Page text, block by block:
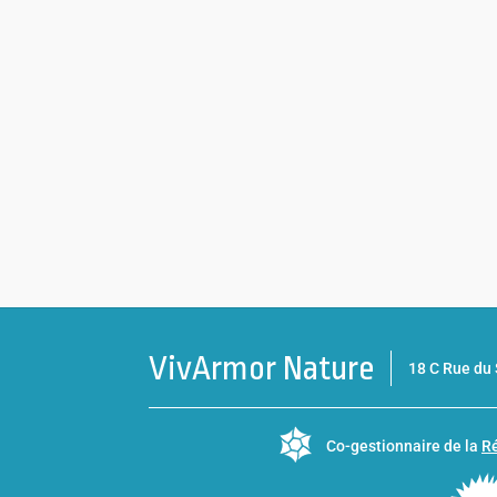
VivArmor Nature 18 C Rue
Co-gestionnaire de la